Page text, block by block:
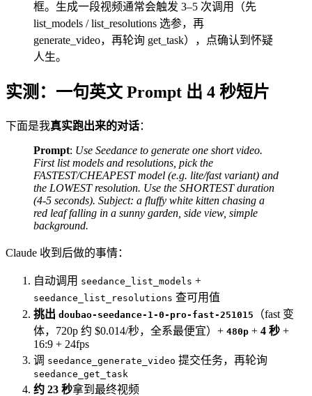
框。生成一段视频通常会触发 3–5 次调用（先
list_models / list_resolutions 选参，再
generate_video，再轮询 get_task），点确认到怀疑
人生。
实测：一句英文 Prompt 出 4 秒短片
下面是我真实跑出来的对话：
Prompt: Use Seedance to generate one short video.
First list models and resolutions, pick the
FASTEST/CHEAPEST model (e.g. lite/fast variant) and
the LOWEST resolution. Use the SHORTEST duration
(4-5 seconds). Subject: a fluffy white kitten chasing a
red leaf falling in a sunny garden, side view, simple
background.
Claude 收到后做的事情：
自动调用 seedance_list_models +
seedance_list_resolutions 查可用值
挑出 doubao-seedance-1-0-pro-fast-251015
（fast 变
体，720p 约 $0.014/秒，全系最便宜）+ 480p + 4 秒 +
16:9 + 24fps
调 seedance_generate_video 提交任务，再轮询
seedance_get_task
约 23 秒拿到最终视频